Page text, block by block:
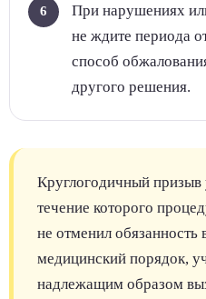
При нарушениях
не ждите периода
способ
другого решения.
Круглогодичный призыв
течение которого
не отменил обязанность
медицинский порядок,
надлежащим образом